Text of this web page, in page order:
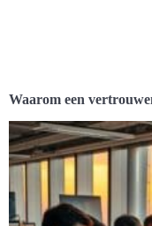
Waarom een